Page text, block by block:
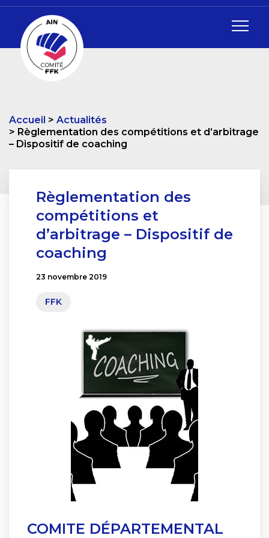
Accueil
Actualités
Règlementation des compétitions et d’arbitrage
– Dispositif de coaching
Règlementation des
compétitions et
d’arbitrage – Dispositif de
coaching
23 novembre 2019
FFK
COMITE DÉPARTEMENTAL